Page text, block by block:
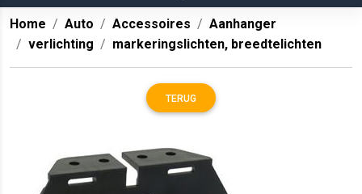
Home Auto Accessoires
Aanhanger
verlichting
markeringslichten, breedtelichten
TERUG